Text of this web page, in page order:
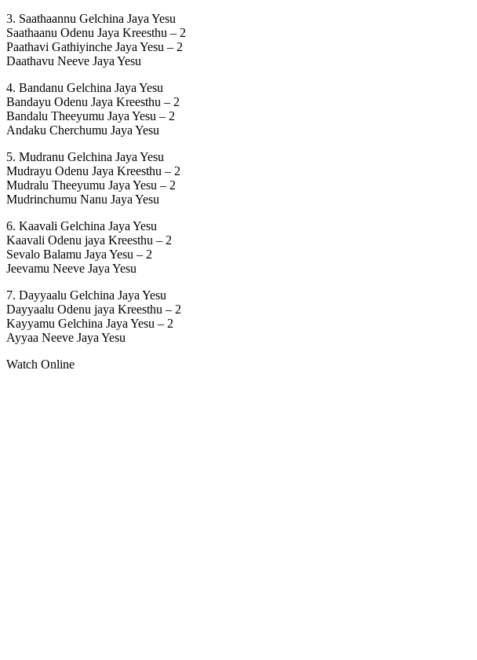
3. Saathaannu Gelchina Jaya Yesu
Saathaanu Odenu Jaya Kreesthu – 2
Paathavi Gathiyinche Jaya Yesu – 2
Daathavu Neeve Jaya Yesu
4. Bandanu Gelchina Jaya Yesu
Bandayu Odenu Jaya Kreesthu – 2
Bandalu Theeyumu Jaya Yesu – 2
Andaku Cherchumu Jaya Yesu
5. Mudranu Gelchina Jaya Yesu
Mudrayu Odenu Jaya Kreesthu – 2
Mudralu Theeyumu Jaya Yesu – 2
Mudrinchumu Nanu Jaya Yesu
6. Kaavali Gelchina Jaya Yesu
Kaavali Odenu jaya Kreesthu – 2
Sevalo Balamu Jaya Yesu – 2
Jeevamu Neeve Jaya Yesu
7. Dayyaalu Gelchina Jaya Yesu
Dayyaalu Odenu jaya Kreesthu – 2
Kayyamu Gelchina Jaya Yesu – 2
Ayyaa Neeve Jaya Yesu
Watch Online